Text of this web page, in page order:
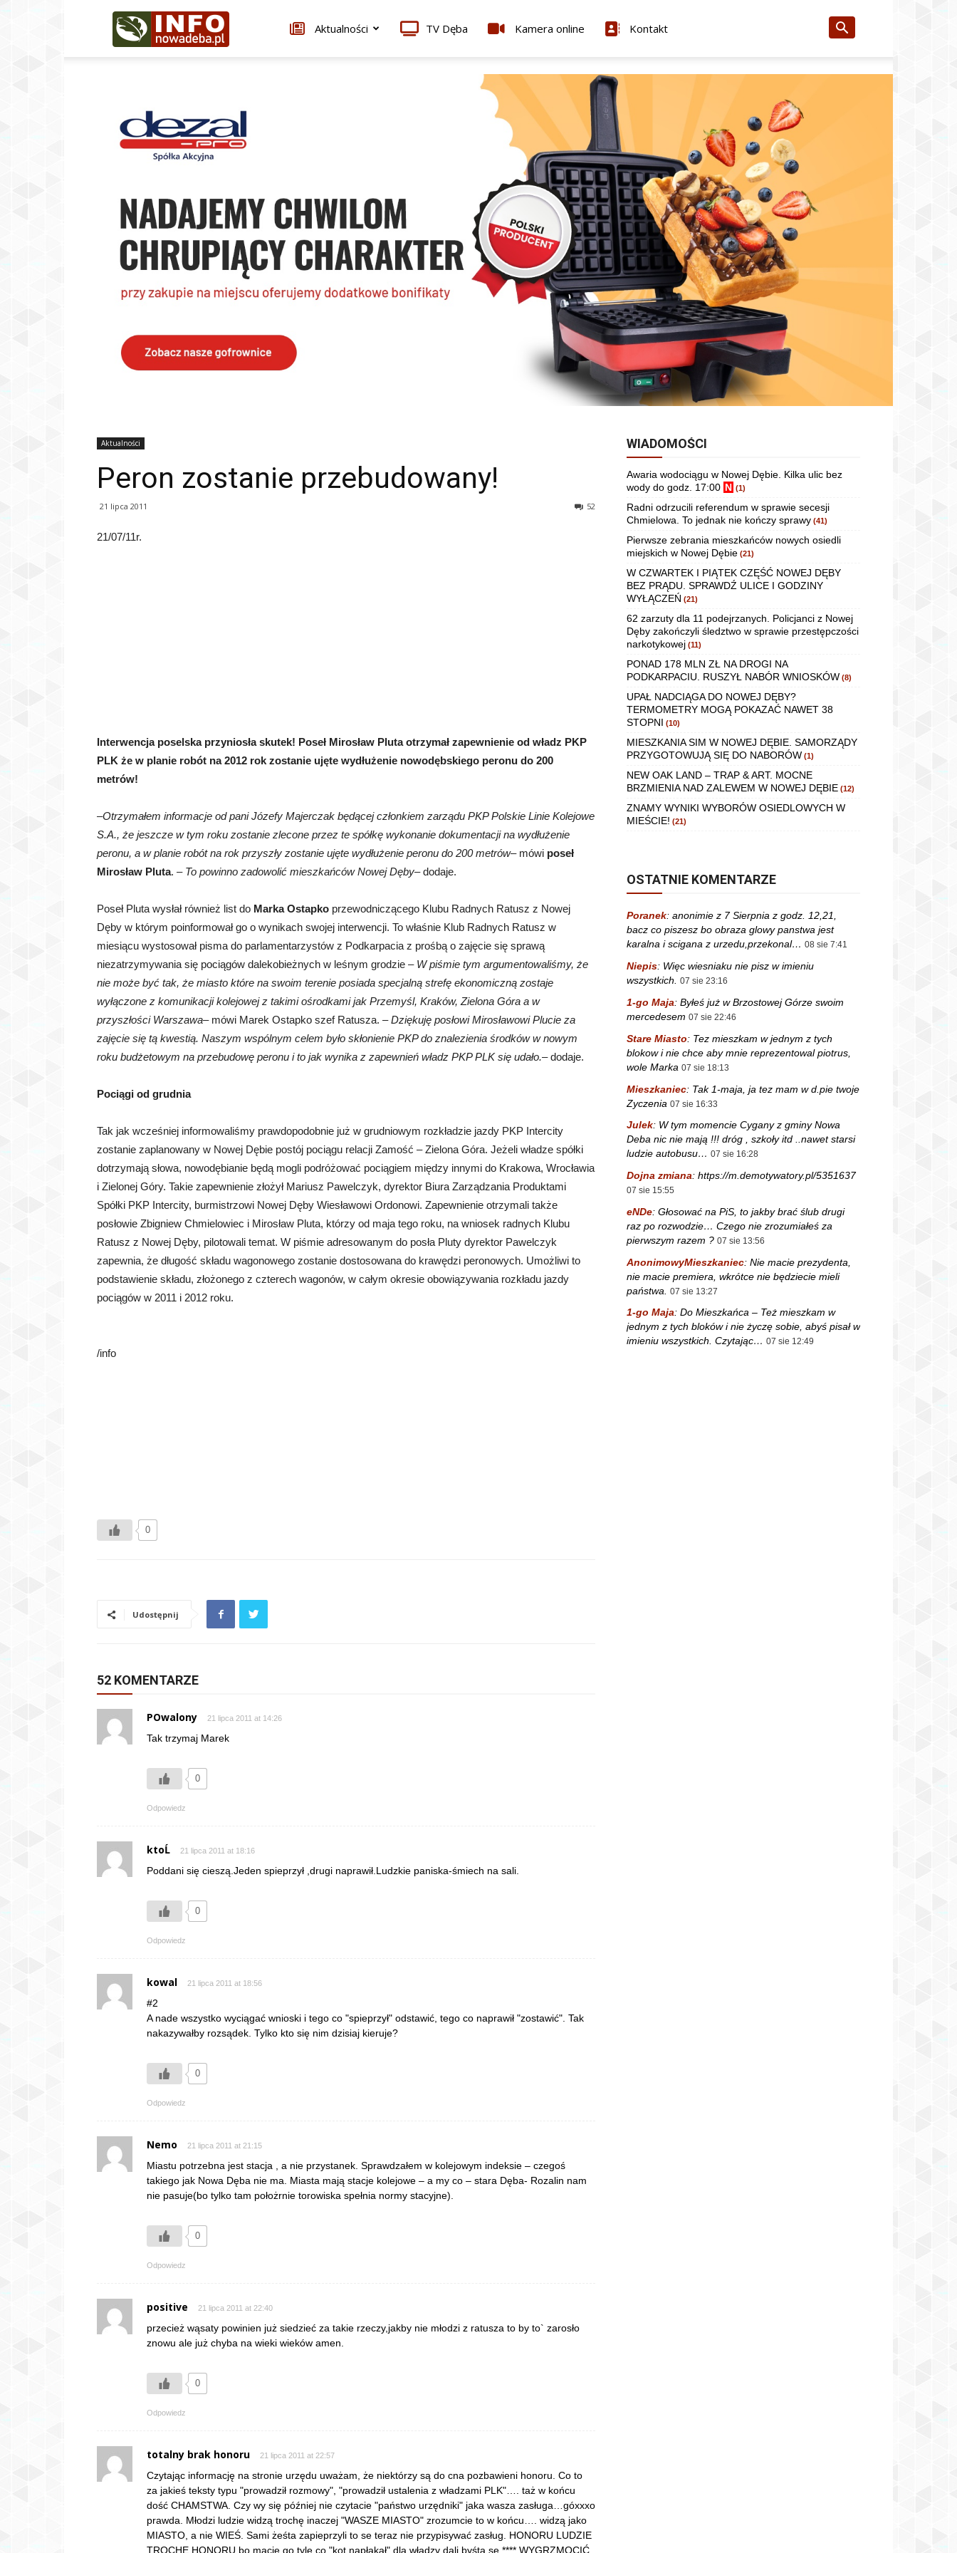
Infonowadeba.pl Aktualności TV Dęba Kamera online Kontakt
Aktualności
Peron zostanie przebudowany!
21 lipca 2011 52
21/07/11r.
Interwencja poselska przyniosła skutek! Poseł Mirosław Pluta otrzymał zapewnienie od władz PKP
PLK że w planie robót na2012 rok zostanie ujęte wydłużenie nowodębskiego peronu do 200
metrów!
–Otrzymałem informacje od pani Józefy Majerczak będącej członkiem zarządu PKP Polskie Linie Kolejowe
S.A., że jeszcze w tym roku zostanie zlecone przez te spółkę wykonanie dokumentacji na wydłużenie
peronu, a w planie robót na rok przyszły zostanie ujęte wydłużenie peronu do 200 metrów– mówi poseł
Mirosław Pluta. – To powinno zadowolić mieszkańców Nowej Dęby– dodaje.
Poseł Pluta wysłał również list do Marka Ostapko przewodniczącego Klubu Radnych Ratusz z Nowej
Dęby w którym poinformował go o wynikach swojej interwencji. To właśnie Klub Radnych Ratusz w
miesiącu wystosował pisma do parlamentarzystów z Podkarpacia z prośbą o zajęcie się sprawą
niezatrzymywania się pociągów dalekobieżnych w leśnym grodzie – W piśmie tym argumentowaliśmy, że
nie może być tak, że miasto które na swoim terenie posiada specjalną strefę ekonomiczną zostaje
wyłączone z komunikacji kolejowej z takimi ośrodkami jak Przemyśl, Kraków, Zielona Góra a w
przyszłości Warszawa– mówi Marek Ostapko szef Ratusza. –Dziękuję posłowi Mirosławowi Plucie za
zajęcie się tą kwestią. Naszym wspólnym celem było skłonienie PKP do znalezienia środków w nowym
roku budżetowym na przebudowę peronu i to jak wynika z zapewnień władz PKP PLK się udało.– dodaje.
Pociągi od grudnia
Tak jak wcześniej informowaliśmy prawdopodobnie już w grudniowym rozkładzie jazdy PKP Intercity
zostanie zaplanowany w Nowej Dębie postój pociągu relacji Zamość – Zielona Góra. Jeżeli władze spółki
dotrzymają słowa, nowodębianie będą mogli podróżować pociągiem między innymi do Krakowa, Wrocławia
i Zielonej Góry. Takie zapewnienie złożył Mariusz Pawelczyk, dyrektor Biura Zarządzania Produktami
Spółki PKP Intercity, burmistrzowi Nowej Dęby Wiesławowi Ordonowi. Zapewnienie otrzymali także
posłowie Zbigniew Chmielowiec i Mirosław Pluta, którzy od maja tego roku, na wniosek radnych Klubu
Ratusz z Nowej Dęby, pilotowali temat. W piśmie adresowanym do posła Pluty dyrektor Pawelczyk
zapewnia, że długość składu wagonowego zostanie dostosowana do krawędzi peronowych. Umożliwi to
podstawienie składu, złożonego z czterech wagonów, w całym okresie obowiązywania rozkładu jazdy
pociągów w 2011 i 2012 roku.
/info
0
Udostępnij
52 KOMENTARZE
POwalony 21 lipca 2011 at 14:26
Tak trzymaj Marek
0
Odpowiedz
ktoĹ 21 lipca 2011 at 18:16
Poddani się cieszą.Jeden spieprzył ,drugi naprawił.Ludzkie paniska-śmiech na sali.
0
Odpowiedz
kowal 21 lipca 2011 at 18:56
#2
A nade wszystko wyciągać wnioski i tego co "spieprzył" odstawić, tego co naprawił "zostawić". Tak
nakazywałby rozsądek. Tylko kto się nim dzisiaj kieruje?
0
Odpowiedz
Nemo 21 lipca 2011 at 21:15
Miastu potrzebna jest stacja , a nie przystanek. Sprawdzałem w kolejowym indeksie – czegoś
takiego jak Nowa Dęba nie ma. Miasta mają stacje kolejowe – a my co – stara Dęba- Rozalin nam
nie pasuje(bo tylko tam położrnie torowiska spełnia normy stacyjne).
0
Odpowiedz
positive 21 lipca 2011 at 22:40
przecież wąsaty powinien już siedzieć za takie rzeczy,jakby nie młodzi z ratusza to by to` zarosło
znowu ale już chyba na wieki wieków amen.
0
Odpowiedz
totalny brak honoru 21 lipca 2011 at 22:57
Czytając informację na stronie urzędu uważam, że niektórzy są do cna pozbawieni honoru. Co to
za jakieś teksty typu "prowadził rozmowy", "prowadził ustalenia z władzami PLK"…. taż w końcu
dość CHAMSTWA. Czy wy się później nie czytacie "państwo urzędniki" jaka wasza zasługa…góxxxo
prawda. Młodzi ludzie widzą trochę inaczej "WASZE MIASTO" zrozumcie to w końcu…. widzą jako
MIASTO, a nie WIEŚ. Sami żeśta zapieprzyli to se teraz nie przypisywać zasług. HONORU LUDZIE
TROCHĘ HONORU bo macie go tyle co "kot napłakał" dla władzy dali byśta se **** WYGRZMOCIĆ
WIADOMOŚCI
Awaria wodociągu w Nowej Dębie. Kilka ulic bez
wody do godz. 17:00 N (1)
Radni odrzucili referendum w sprawie secesji
Chmielowa. To jednak nie kończy sprawy (41)
Pierwsze zebrania mieszkańców nowych osiedli
miejskich w Nowej Dębie (21)
W CZWARTEK I PIĄTEK CZĘŚĆ NOWEJ DĘBY
BEZ PRĄDU. SPRAWDŹ ULICE I GODZINY
WYŁĄCZEŃ (21)
62 zarzuty dla 11 podejrzanych. Policjanci z Nowej
Dęby zakończyli śledztwo w sprawie przestępczości
narkotykowej (11)
PONAD 178 MLN ZŁ NA DROGI NA
PODKARPACIU. RUSZYŁ NABÓR WNIOSKÓW (8)
UPAŁ NADCIĄGA DO NOWEJ DĘBY?
TERMOMETRY MOGĄ POKAZAĆ NAWET 38
STOPNI (10)
MIESZKANIA SIM W NOWEJ DĘBIE. SAMORZĄDY
PRZYGOTOWUJĄ SIĘ DO NABORÓW (1)
NEW OAK LAND – TRAP & ART. MOCNE
BRZMIENIA NAD ZALEWEM W NOWEJ DĘBIE (12)
ZNAMY WYNIKI WYBORÓW OSIEDLOWYCH W
MIEŚCIE! (21)
OSTATNIE KOMENTARZE
Poranek: anonimie z 7 Sierpnia z godz. 12,21,
bacz co piszesz bo obraza glowy panstwa jest
karalna i scigana z urzedu,przekonal… 08 sie 7:41
Niepis: Więc wiesniaku nie pisz w imieniu
wszystkich.
07 sie 23:16
1-go Maja: Byłeś już w Brzostowej Górze swoim
mercedesem 07 sie 22:46
Stare Miasto: Tez mieszkam w jednym z tych
blokow i nie chce aby mnie reprezentowal piotrus,
wole Marka 07 sie 18:13
Mieszkaniec: Tak 1-maja, ja tez mam w d.pie twoje
Zyczenia 07 sie 16:33
Julek: W tym momencie Cygany z gminy Nowa
Deba nic nie mają !!! dróg , szkoły itd ..nawet starsi
ludzie autobusu… 07 sie 16:28
Dojna zmiana: https://m.demotywatory.pl/5351637
07 sie 15:55
eNDe: Głosować na PiS, to jakby brać ślub drugi
raz po rozwodzie… Czego nie zrozumiałeś za
pierwszym razem ? 07 sie 13:56
AnonimowyMieszkaniec: Nie macie prezydenta,
nie macie premiera, wkrótce nie będziecie mieli
państwa.
07 sie 13:27
1-go Maja: Do Mieszkańca – Też mieszkam w
jednym z tych bloków i nie życzę sobie, abyś pisał w
imieniu wszystkich. Czytając… 07 sie 12:49